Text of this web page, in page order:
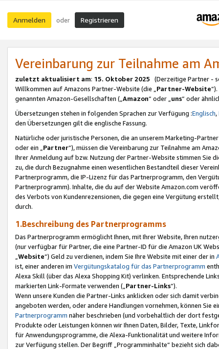
Anmelden oder Registrieren
Vereinbarung zur Teilnahme am
zuletzt aktualisiert am: 15. Oktober 2025 (Derzeitige Partner -
Willkommen auf Amazons Partner-Website (die „Partner-Website
genannten Amazon-Gesellschaften („Amazon“ oder „uns“ oder
Übersetzungen stehen in folgenden Sprachen zur Verfügung :Englisch,
den Übersetzungen gilt die englische Fassung.
Natürliche oder juristische Personen, die an unserem Marketing-
oder ein „Partner“), müssen die Vereinbarung zur Teilnahme am
Ihrer Anmeldung auf bzw. Nutzung der Partner-Website stimmen Sie
zu, die durch Bezugnahme einen wesentlichen Bestandteil dieser
Partnerprogramm, die IP-Lizenz für das Partnerprogramm, den
Partnerprogramm). Inhalte, die du auf der Website Amazon.com
des Verbots von Kundenrezensionen, die gegen eine Vergütung
durch.
1.Beschreibung des Partnerprogramms
Das Partnerprogramm ermöglicht Ihnen, mit Ihrer Website, Ihren
(nur verfügbar für Partner, die eine Partner-ID für die Amazon UK
Website“) Geld zu verdienen, indem Sie Ihre Website mit einer der in
ist, einer anderen im Vergütungskatalog für das Partnerprogramm
Alexa Skill (über das Alexa Shopping Kit) verlinken. Entsprechende
markierten Link-Formate verwenden („ Partner-Links“).
Wenn unsere Kunden die Partner-Links anklicken oder sich damit
angeboten werden, oder andere Handlungen vornehmen, können Sie
Partnerprogramm näher beschrieben (und vorbehaltlich der dort
Produkte oder Leistungen können wir Ihnen Daten, Bilder, Texte,
für Anwendungsprogramme, die Alexa-Funktionalität und weitere
zur Verfügung stellen. Der Begriff „Programminhalte“ bezieht sich